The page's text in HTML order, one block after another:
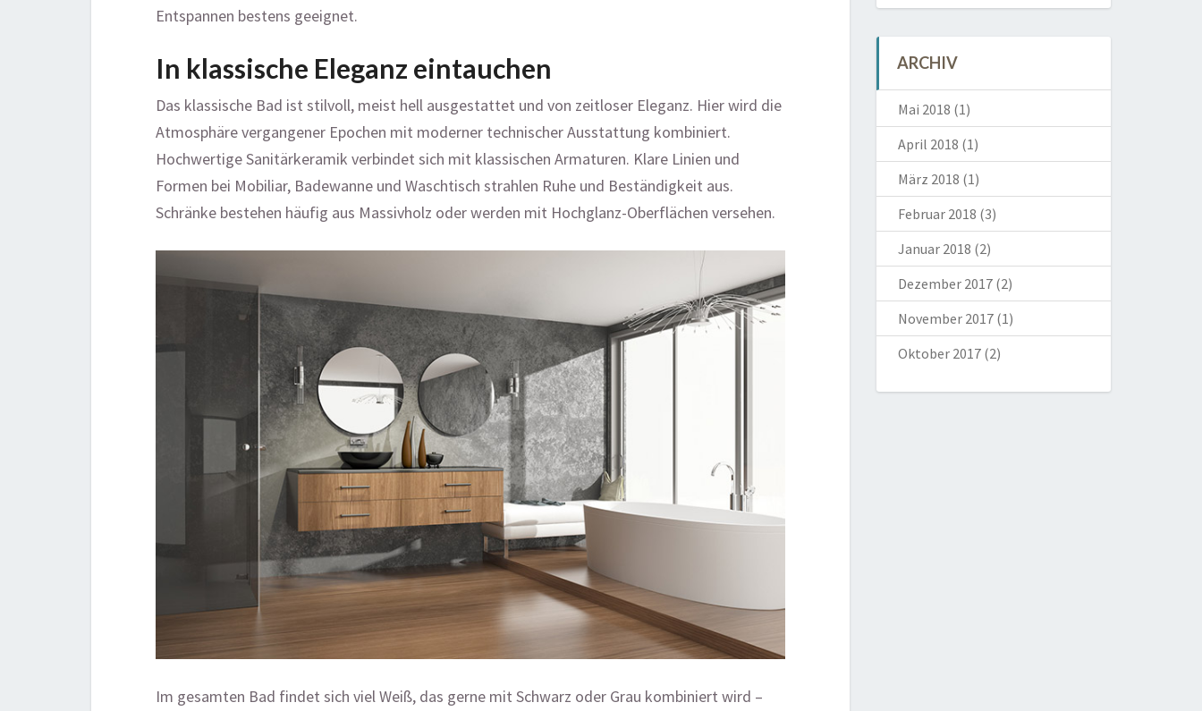
Entspannen bestens geeignet.
In klassische Eleganz eintauchen
Das klassische Bad ist stilvoll, meist hell ausgestattet und von zeitloser Eleganz. Hier wird die
Atmosphäre vergangener Epochen mit moderner technischer Ausstattung kombiniert.
Hochwertige Sanitärkeramik verbindet sich mit klassischen Armaturen. Klare Linien und
Formen bei Mobiliar, Badewanne und Waschtisch strahlen Ruhe und Beständigkeit aus.
Schränke bestehen häufig aus Massivholz oder werden mit Hochglanz-Oberflächen versehen.
Im gesamten Bad findet sich viel Weiß, das gerne mit Schwarz oder Grau kombiniert wird –
ARCHIV
Mai 2018 (1)
April 2018 (1)
März 2018 (1)
Februar 2018 (3)
Januar 2018 (2)
Dezember 2017(2)
November 2017(1)
Oktober 2017(2)